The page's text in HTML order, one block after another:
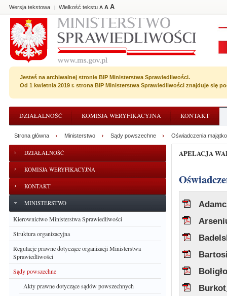
Wersja tekstowa | Wielkość tekstu A A A
Jesteś na archiwalnej stronie BIP Ministerstwa Sprawiedliwości.
Od 1 kwietnia 2019 r. strona BIP Ministerstwa Sprawiedliwości znajduje się
DZIAŁALNOŚĆ KOMISJA WERYFIKACYJNA KONTAKT
DZIAŁALNOŚĆ
KOMISJA WERYFIKACYJNA
KONTAKT
MINISTERSTWO
Kierownictwo Ministerstwa Sprawiedliwości
Struktura organizacyjna
Regulacje prawne dotyczące organizacji Ministerstwa
Sprawiedliwości
Sądy powszechne
Akty prawne dotyczące sądów powszechnych
Strona główna Ministerstwo Sądy powszechne Oświadczenia
APELACJA